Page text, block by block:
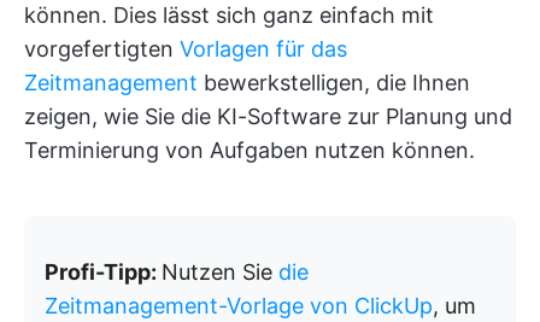
können. Dies lässt sich ganz einfach mit
vorgefertigten Vorlagen für das
Zeitmanagement bewerkstelligen, die Ihnen
zeigen, wie Sie die KI-Software zur Planung und
Terminierung von Aufgaben nutzen können.
Profi-Tipp: Nutzen Sie die
Zeitmanagement-Vorlage von ClickUp, um